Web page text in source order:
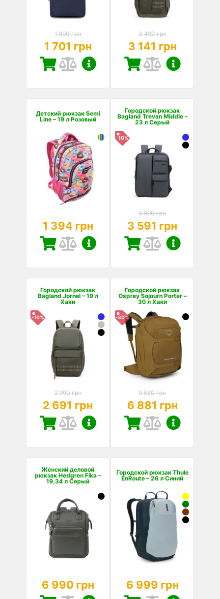
1 890 грн
1 701 грн
3 490 грн
3 141 грн
Детский рюкзак Semi
Line – 19 л Розовый
1 394 грн
Городской рюкзак
Bagland Trevan Middle –
23 л Серый
-10%
3 990 грн
3 591 грн
Городской рюкзак
Bagland Jornel – 19 л
Хаки
-10%
2 990 грн
2 691 грн
Городской рюкзак
Osprey Sojourn Porter –
30 л Хаки
-30%
9 830 грн
6 881 грн
Женский деловой
рюкзак Hedgren Fika –
19,34 л Серый
6 990 грн
Городской рюкзак Thule
EnRoute – 26 л Синий
6 999 грн